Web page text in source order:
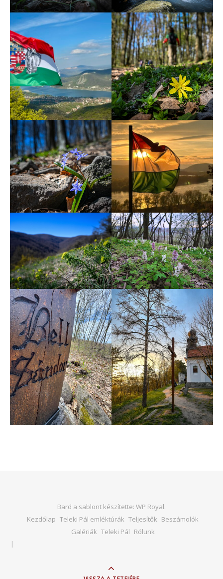
Bard a sablont készítette: WP Royal.
Kezdőlap Teleki Pál emléktúrák Teljesítők Beszámolók
Galériák Teleki Pál Rólunk